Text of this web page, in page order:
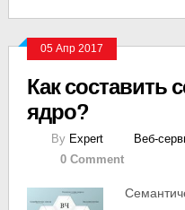
05 Апр 2017
Как составить
ядро?
By Expert Веб-
0 Comment